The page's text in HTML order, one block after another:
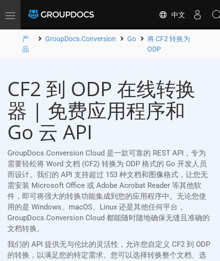
Toggle
中文
产
品
GroupDocs.Conversion Go
将 CF2 转换为
ODP
CF2 到 ODP 在线转换
器 | 免费应用程序和
Go 云 API
GroupDocs.Conversion Cloud 是一款可靠的 REST API，专为
需要轻松将 Word 文档 (CF2) 转换为 ODP 格式的 Go 开发人员
而设计。我们的 API 支持超过 153 种文档和图像格式，让您无
需安装 Microsoft Office 或 Adobe Acrobat Reader 等其他软
件，即可将强大的转换功能集成到您的应用程序中。无论您使
用的是 Windows、macOS、Linux 还是其他任何平台，
GroupDocs.Conversion Cloud 都能随时随地确保无缝且准确的
文档转换。
我们的 API 提供无与伦比的灵活性，允许您自定义 CF2 到 ODP
的转换，以满足您的特定需求。您可以选择转换整个文档、选